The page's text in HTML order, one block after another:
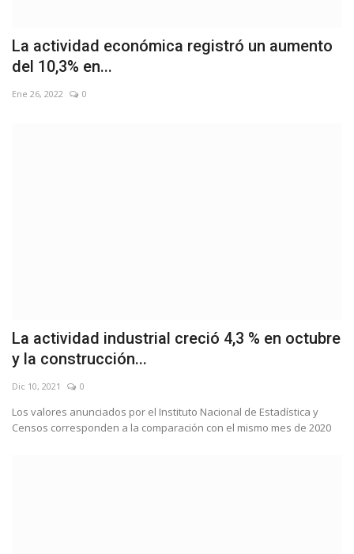
La actividad económica registró un aumento
del 10,3% en...
Ene 26, 2022 0
La actividad industrial creció 4,3 % en octubre
y la construcción...
Dic 10, 2021 0
Los valores anunciados por el Instituto Nacional de Estadística y
Censos corresponden a la comparación con el mismo mes de 2020